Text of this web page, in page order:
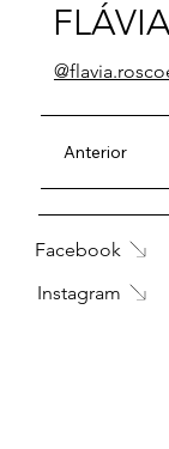
Anterior
Facebook
Instagram